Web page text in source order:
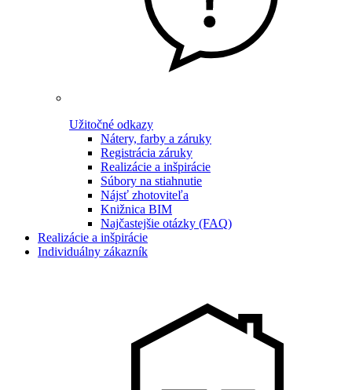
Užitočné odkazy
Nátery, farby a záruky
Registrácia záruky
Realizácie a inšpirácie
Súbory na stiahnutie
Nájsť zhotoviteľa
Knižnica BIM
Najčastejšie otázky (FAQ)
Realizácie a inšpirácie
Individuálny zákazník